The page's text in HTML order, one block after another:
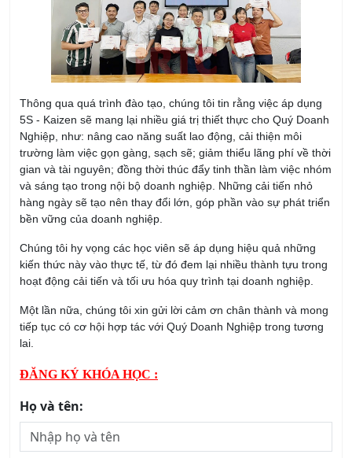
Thông qua quá trình đào tạo, chúng tôi tin rằng việc áp dụng
5S - Kaizen sẽ mang lại nhiều giá trị thiết thực cho Quý Doanh
Nghiệp, như: nâng cao năng suất lao động, cải thiện môi
trường làm việc gọn gàng, sạch sẽ; giảm thiểu lãng phí về thời
gian và tài nguyên; đồng thời thúc đẩy tinh thần làm việc nhóm
và sáng tạo trong nội bộ doanh nghiệp. Những cải tiến nhỏ
hàng ngày sẽ tạo nên thay đổi lớn, góp phần vào sự phát triển
bền vững của doanh nghiệp.
Chúng tôi hy vọng các học viên sẽ áp dụng hiệu quả những
kiến thức này vào thực tế, từ đó đem lại nhiều thành tựu trong
hoạt động cải tiến và tối ưu hóa quy trình tại doanh nghiệp.
Một lần nữa, chúng tôi xin gửi lời cảm ơn chân thành và mong
tiếp tục có cơ hội hợp tác với Quý Doanh Nghiệp trong tương
lai.
ĐĂNG KÝ KHÓA HỌC :
Họ và tên: